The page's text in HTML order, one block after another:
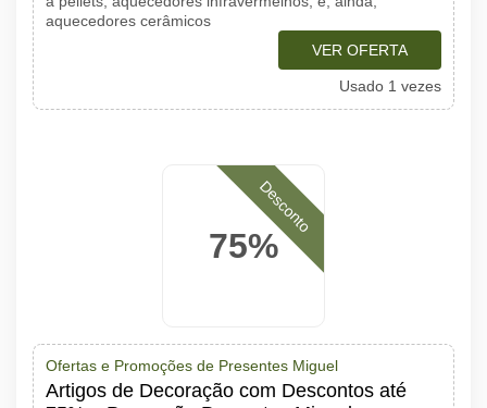
aquecedores cerâmicos
VER OFERTA
Usado 1 vezes
75%
Desconto
Ofertas e Promoções de Presentes Miguel
Artigos de Decoração com Descontos até